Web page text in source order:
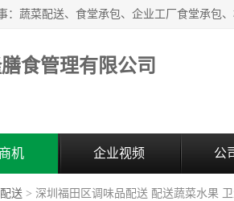
食管理有限公司
机 企业视频 公
送 > 深圳福田区调味品配送 配送蔬菜水果